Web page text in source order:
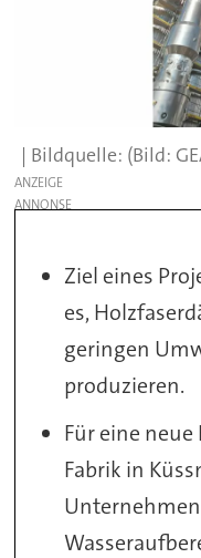
(Bild:
ANZEIGE
Ziel eines
es,
geringen
produzieren.
Für eine
Fabrik in